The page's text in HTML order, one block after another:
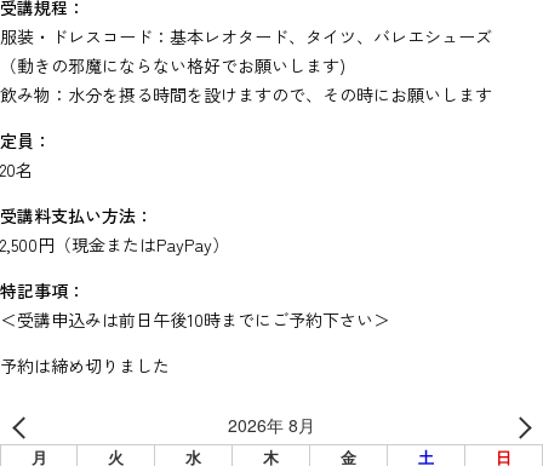
受講規程：
服装・ドレスコード：基本レオタード、タイツ、バレエシューズ
（動きの邪魔にならない格好でお願いします)
飲み物：水分を摂る時間を設けますので、その時にお願いします
定員：
20名
受講料支払い方法：
2,500円（現金またはPayPay）
特記事項：
＜受講申込みは前日午後10時までにご予約下さい＞
予約は締め切りました
2026年 8月
月 火 水 木 金 土 日